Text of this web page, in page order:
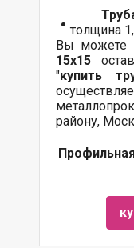
толщина
Вы можете
15х15
"купить
району,